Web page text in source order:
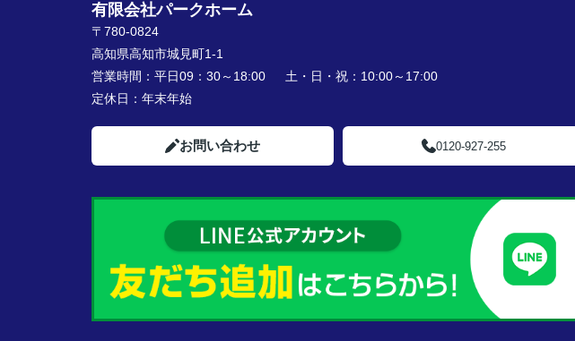
有限会社パークホーム
〒780-0824
高知県高知市城見町1-1
営業時間： 平日09：30～18:00 土・日・祝：10:00～17:00
定休日： 年末年始
お問い合わせ 0120-927-255